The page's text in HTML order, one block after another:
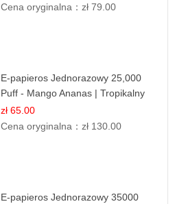
Cena oryginalna：zł 79.00
E-papieros Jednorazowy 25,000
Puff - Mango Ananas | Tropikalny
Smak
zł 65.00
Cena oryginalna：zł 130.00
E-papieros Jednorazowy 35000